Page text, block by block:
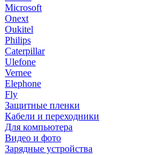
Microsoft
Onext
Oukitel
Philips
Caterpillar
Ulefone
Vernee
Elephone
Fly
Защитные пленки
Кабели и переходники
Для компьютера
Видео и фото
Зарядные устройства